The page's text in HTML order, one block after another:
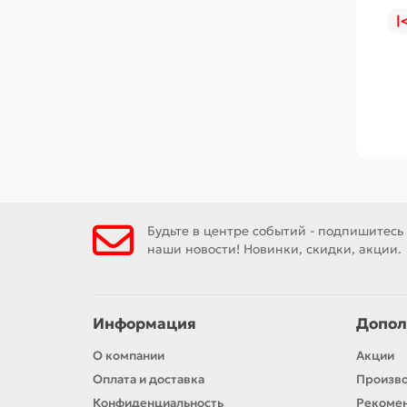
Будьте в центре событий - подпишитесь
наши новости! Новинки, скидки, акции.
Информация
О компании
Оплата и доставка
Конфиденциальность
Акции